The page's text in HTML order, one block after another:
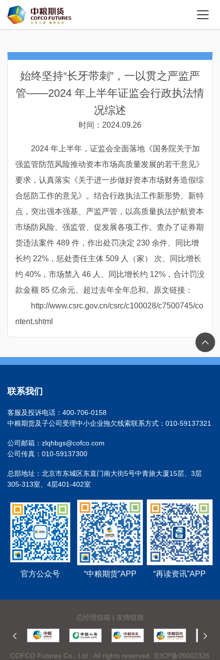
始终坚持“长牙带刺”，一以贯之严监严
管——2024 年上半年证监会行政执法情
况综述
时间：2024.09.26
2024 年上半年，证监会全面落地《国务院关于加
强监管防范风险推动资本市场高质量发展的若干意见》
要求，认真落实《关于进一步做好资本市场财务造假综
合惩防工作的意见》。结合行政执法工作新形势、新特
点，突出强本强基、严监严管，以高质量执法护航资本
市场防风险、强监管、促发展各项工作。查办了证券期
货违法案件 489 件，作出处罚决定 230 余件、同比增
长约 22%，惩处责任主体 509 人（家） 次、同比增长
约 40%，市场禁入 46 人、同比增长约 12%，合计罚没
款金额 85 亿余元、超过去年全年总和。原文链接：
http://www.csrc.gov.cn/csrc/c100028/c7500745/co
ntent.shtml
联系我们
客服及投诉电话：400-706-0158
中粮期货及子公司受理中小企业拖欠线索联系方式：010-59137321
公司邮箱：zlqhbgs@cofco.com
公司传真：010-59137300
总部地址：北京市东城区东直门南大街5号中青旅大厦15层、3层
305-313室、4层401-402室
官方公众号 “中粮期货”APP “再读资讯”APP
总经理信箱 | 友情链接
COFCO Futures Co., Ltd . All rights reserved. 京ICP备05002326